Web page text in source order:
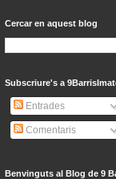
Cercar en aquest blog
Subscriure's a
Entrades
Comentaris
Benvinguts al Blog de 9